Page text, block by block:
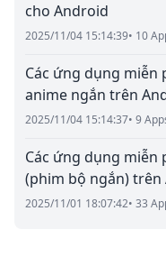
cho Android
2025/11/04 15:14:39• 10
Các ứng dụng miễn
anime ngắn trên
2025/11/04 15:14:37• 9
Các ứng dụng miễn
(phim bộ ngắn) trên
2025/11/01 18:07:42• 33